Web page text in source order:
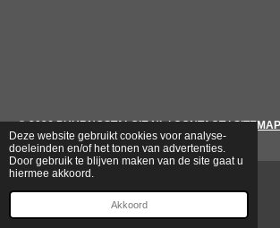
Deze website gebruikt cookies voor analyse-
doeleinden en/of het tonen van advertenties.
Door gebruik te blijven maken van de site gaat u
hiermee akkoord.
Akkoord
© 2026 PUURNOSTALGIE.NL|CONTACT|SITEMAP